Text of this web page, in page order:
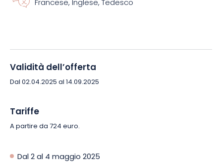
Francese, Inglese, Tedesco
Validità dell’offerta
Dal 02.04.2025 al 14.09.2025
Tariffe
A partire da 724 euro.
Dal 2 al 4 maggio 2025